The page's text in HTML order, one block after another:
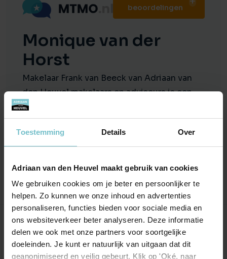
Toestemming Details Over
Adriaan van den Heuvel maakt gebruik van cookies
We gebruiken cookies om je beter en persoonlijker te
helpen. Zo kunnen we onze inhoud en advertenties
personaliseren, functies bieden voor sociale media en
ons websiteverkeer beter analyseren. Deze informatie
delen we ook met onze partners voor soortgelijke
doeleinden. Je kunt er natuurlijk van uitgaan dat dit
geanonimiseerd en veilig gebeurt. Klik op 'Oké, naar
beoordelingen
Monique van der
Horst
Makelaar Frank van Beeck van Adriaan van
den Heuvel makelaars en adviseurs is een
vakman. vriendelijk, deskundig, geen
poespas en rustig. We zijn zeer tevreden
over zowel aankoop als verkoop van een
huis !!
Onze kantoren
Helmond Eindhoven